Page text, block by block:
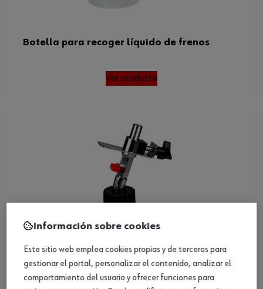
Botella para recoger líquido de frenos
Ver producto
Información sobre cookies
Este sitio web emplea cookies propias y de terceros para
gestionar el portal, personalizar el contenido, analizar el
comportamiento del usuario y ofrecer funciones para